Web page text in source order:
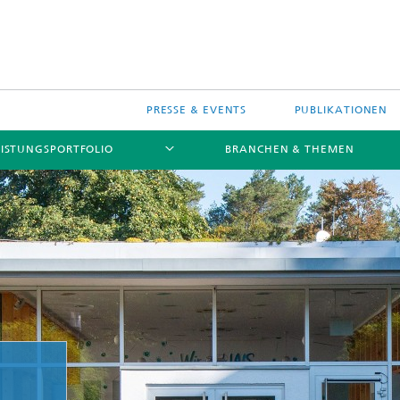
PRESSE & EVENTS PUBLIKATIONEN
BRANCHEN & THEMEN
KI
Prozessautomatisierung